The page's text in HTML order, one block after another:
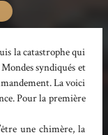
la catastrophe qui
Mondes syndiqués et
La voici
Pour la première
une chimère, la